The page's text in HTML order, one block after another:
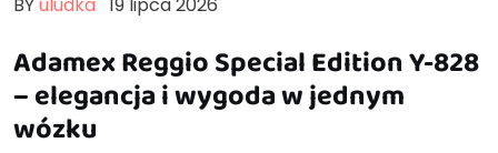
BYuludka 19 lipca 2026
Adamex Reggio Special Edition Y-828
– elegancja i wygoda w jednym
wózku